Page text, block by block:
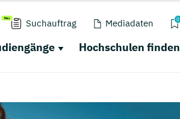
Suchauftrag Mediadaten 0
Hochschulen finden